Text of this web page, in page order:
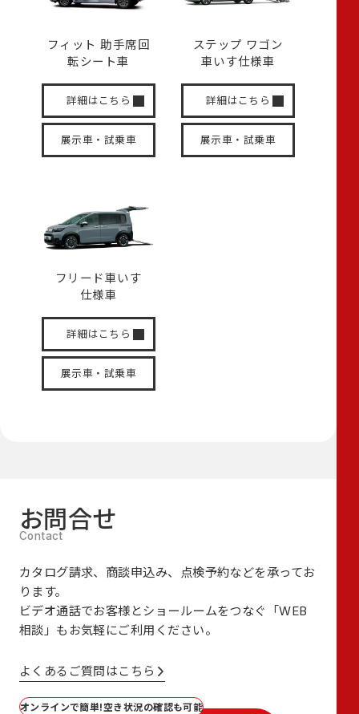
フィット 助手席回
転シート車
詳細はこちら
展示車・試乗車
ステップ ワゴン
車いす仕様車
詳細はこちら
展示車・試乗車
フリード車いす
仕様車
詳細はこちら
展示車・試乗車
お問合せ
カタログ請求、商談申込み、点検予約などを承ってお
ります。
ビデオ通話でお客様とショールームをつなぐ
「WEB
相談」も お気軽にご利用ください。
よくあるご質問はこちら
オンラインで簡単!空き状況の確認も可能